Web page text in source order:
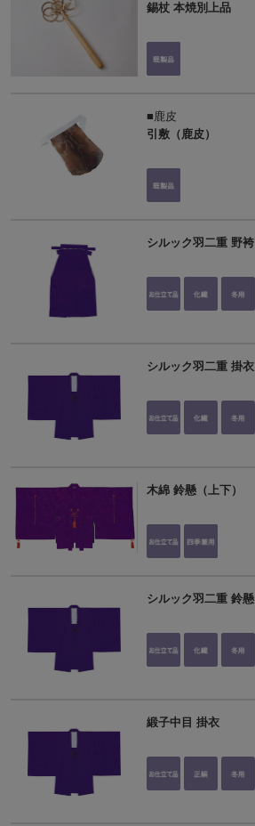
錫杖 本焼別上品
■鹿皮
引敷（鹿皮）
シルック羽二重 野袴
シルック羽二重 掛衣
木綿 鈴懸（上下）
シルック羽二重 鈴懸
緞子中目 掛衣